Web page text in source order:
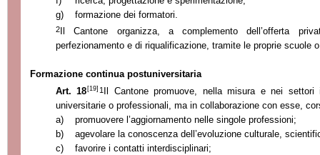
g)
formazione dei formatori.
2Il Cantone organizza, a complemento dell’offerta
perfezionamento e di riqualificazione, tramite le proprie scuole
Formazione continua postuniversitaria
Art. 18 [19] 1
Il Cantone promuove, nella misura e nei
universitarie o professionali, ma in collaborazione con esse,
a)
promuovere l’aggiornamento nelle singole professioni;
b)
agevolare la conoscenza dell’evoluzione culturale,
c)
favorire i contatti interdisciplinari;